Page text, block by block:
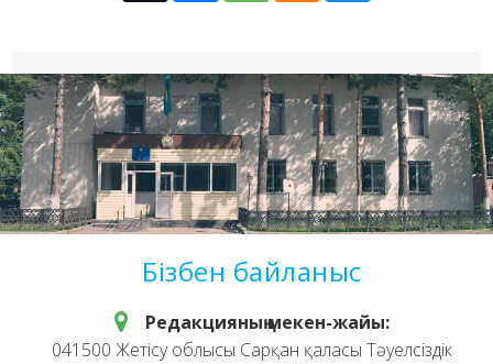
Бізбен байланыс
Редакцияның мекен-жайы:
041500 Жетісу облысы Сарқан қаласы Тәуелсіздік